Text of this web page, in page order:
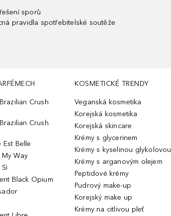
sporů
pravidla spotřebitelské soutěže
Crush
Crush
Est Belle
Way
Black Opium
KOSMETICKÉ TRENDY
Veganská kosmetika
Korejská kosmetika
Korejská skincare
Krémy s glycerinem
Krémy s kyselinou glykolovou
Krémy s arganovým olejem
Peptidové krémy
Pudrový make-up
Korejský make up
Krémy na citlivou pleť